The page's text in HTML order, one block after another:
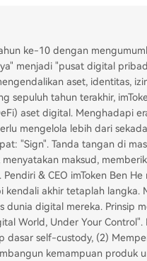
ke-10 dengan
menjadi "pusat digital
aset, identitas,
sepuluh tahun terakhir,
aset digital. Menghadapi
mengelola lebih dari
"Sign". Tanda tangan di
maksud,
& CEO imToken Ben He
akhir tetaplah langka.
digital mereka. Prinsip
World, Under Your Control".
self-custody, (2)
kemampuan produk